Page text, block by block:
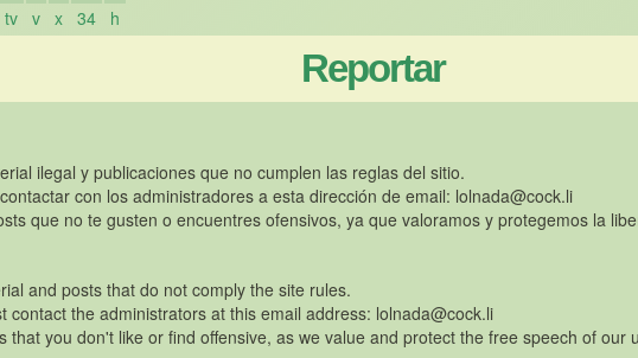
tv v x 34 h
Reportar
ilegal y publicaciones que no cumplen las reglas del sitio.
con los administradores a esta dirección de email: lolnada@cock.li
que no te gusten o encuentres ofensivos, ya que valoramos y protegemos la
and posts that do not comply the site rules.
the administrators at this email address: lolnada@cock.li
that you don't like or find offensive, as we value and protect the free speech of our